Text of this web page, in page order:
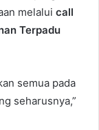
melalui call
Terpadu
semua pada
seharusnya,”